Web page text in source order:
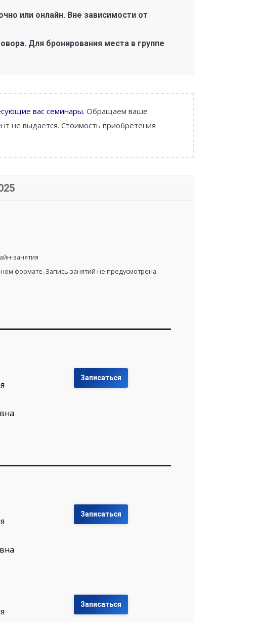
или онлайн. Вне зависимости от
Для бронирования места в группе
вас семинары. Обращаем ваше
не выдается. Стоимость приобретения
занятия
формате. Запись занятий не предусмотрена.
Записаться
Записаться
Записаться